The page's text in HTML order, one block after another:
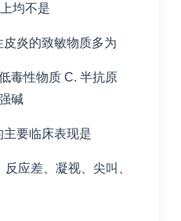
均不是
炎的致敏物质多为
毒性物质 C. 半抗原
碱
要临床表现是
应差、凝视、尖叫、